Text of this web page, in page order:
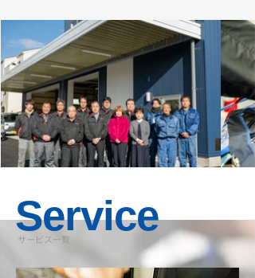
サービス一覧
Service